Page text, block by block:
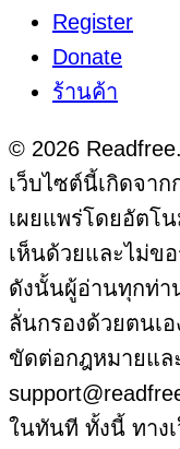
Register
Donate
ร้านค้า
© 2026
เว็บไซต์นี้เกิดจา
เผยแพร่โดยอัตโ
เห็นด้วยและไม่ข
ดังนั้นผู้อ่านทุกท่
ลั่นกรองด้วยตนเ
ขัดต่อกฎหมายแล
ในทันที ทั้งนี้ ทาง